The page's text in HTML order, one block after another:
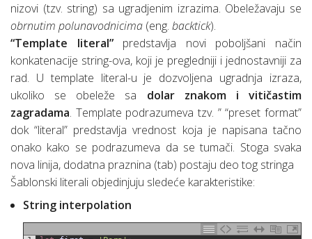
nizovi (tzv. string) sa ugradjenim izrazima. Obeležavaju se
obrnutim polunavodnicima (eng. backtick).
“Template literal”predstavlja novi poboljšani način
konkatenacije string-ova, koji je pregledniji i jednostavniji za
rad. U template literal-u je dozvoljena ugradnja izraza,
ukoliko se obeleže sa dolar znakom i vitičastim
zagradama. Template podrazumeva tzv. ” “preset format”
dok “literal” predstavlja vrednost koja je napisana tačno
onako kako se podrazumeva da se tumači. Stoga svaka
nova linija, dodatna praznina (tab) postaju deo tog stringa
Šablonski literali objedinjuju sledeće karakteristike:
String interpolation